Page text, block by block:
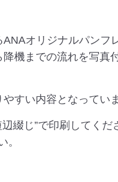
オリジナルパンフ
機までの流れを写真
すい内容となっていま
綴じ”で印刷してく
。